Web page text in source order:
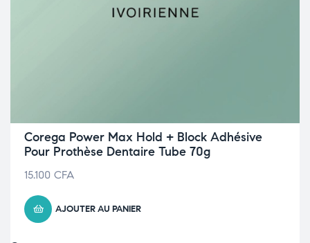
Corega Power Max Hold + Block Adhésive
Pour Prothèse Dentaire Tube 70g
15.100 CFA
AJOUTER AU PANIER